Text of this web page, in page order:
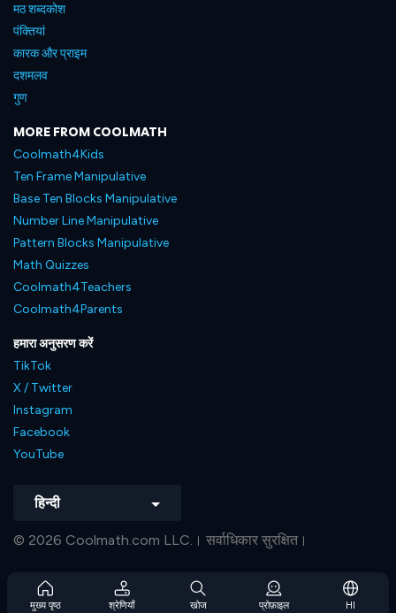
मुख्य पृष्ठ श्रेणियाँ खोज प्रोफ़ाइल HI
मठ शब्दकोश
पंक्तियां
कारक और प्राइम
दशमलव
गुण
MORE FROM COOLMATH
Coolmath4Kids
Ten Frame Manipulative
Base Ten Blocks Manipulative
Number Line Manipulative
Pattern Blocks Manipulative
Math Quizzes
Coolmath4Teachers
Coolmath4Parents
हमारा अनुसरण करें
TikTok
X / Twitter
Instagram
Facebook
YouTube
हिन्दी
© 2026 Coolmath.com LLC.। सर्वाधिकार सुरक्षित।